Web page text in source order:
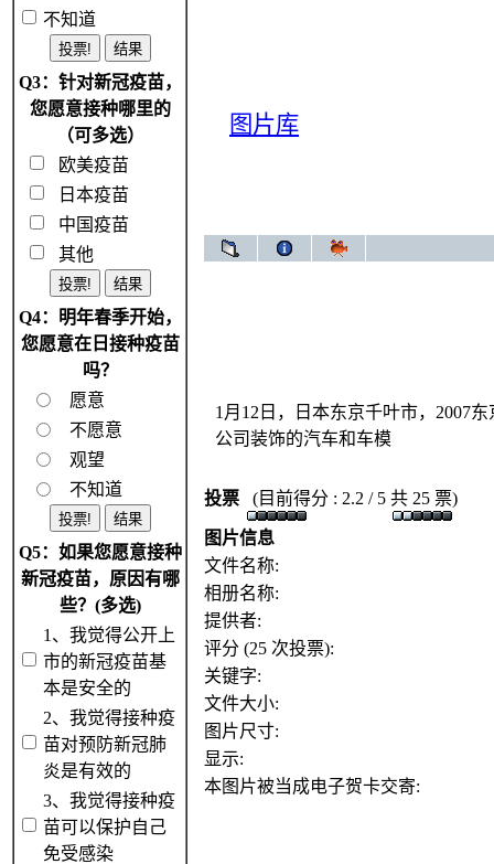
不知道
Q3：针对新冠疫苗，
您愿意接种哪里的
（可多选）
欧美疫苗
日本疫苗
中国疫苗
其他
Q4：明年春季开始，
您愿意在日接种疫苗
吗？
愿意
不愿意
观望
不知道
Q5：如果您愿意接种
新冠疫苗，原因有哪
些？(多选)
1、我觉得公开上
市的新冠疫苗基
本是安全的
2、我觉得接种疫
苗对预防新冠肺
炎是有效的
3、我觉得接种疫
苗可以保护自己
免受感染
图片库
1月12日，日本东京千叶市，2007
公司装饰的汽车和车模
投票 (目前得分 : 2.2 / 5 共 25 票)
图片信息
文件名称:
相册名称:
提供者:
评分 (25 次投票):
关键字:
文件大小:
图片尺寸:
显示:
本图片被当成电子贺卡交寄: